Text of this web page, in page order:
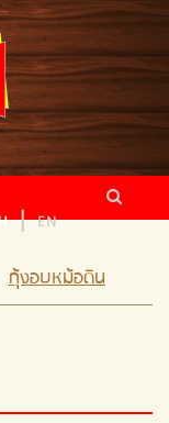
| EN
กุ้งอบหม้อดิน